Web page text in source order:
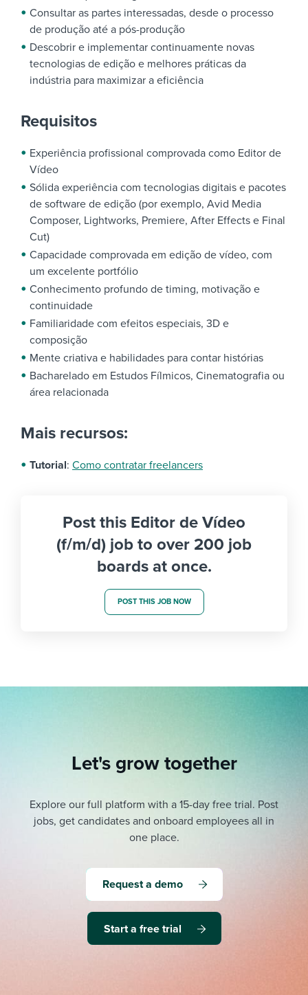
Consultar as partes interessadas, desde o processo
de produção até a pós-produção
Descobrir e implementar continuamente novas
tecnologias de edição e melhores práticas da
indústria para maximizar a eficiência
Requisitos
Experiência profissional comprovada como Editor de
Vídeo
Sólida experiência com tecnologias digitais e pacotes
de software de edição (por exemplo, Avid Media
Composer, Lightworks, Premiere, After Effects e Final
Cut)
Capacidade comprovada em edição de vídeo, com
um excelente portfólio
Conhecimento profundo de timing, motivação e
continuidade
Familiaridade com efeitos especiais, 3D e
composição
Mente criativa e habilidades para contar histórias
Bacharelado em Estudos Fílmicos, Cinematografia ou
área relacionada
Mais recursos:
Tutorial: Como contratar freelancers
Post this Editor de Vídeo
(f/m/d) job to over 200 job
boards at once.
POST THIS JOB NOW
Let's grow together
Explore our full platform with a 15-day free trial. Post
jobs, get candidates and onboard employees all in
one place.
Request a demo
Start a free trial